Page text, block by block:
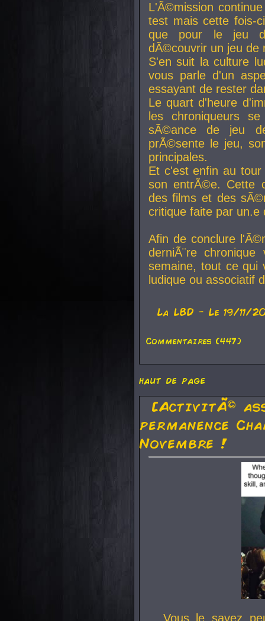
L'Ã©mission
test mais cette fois-
que pour le jeu
dÃ©couvrir un jeu de
S'en suit la culture
vous parle d'un
essayant de rester
Le quart d'heure
les chroniqueurs
sÃ©ance de jeu
prÃ©sente le jeu,
principales.
Et c'est enfin au
son entrÃ©e. Cette
des films et des
critique faite par
Afin de conclure
derniÃ¨re
semaine, tout ce qui
ludique ou associatif
La LBD - Le 19/11/
Commentaires (447)
haut de page
[ActivitÃ©
permanence
Novembre !
Vous le savez